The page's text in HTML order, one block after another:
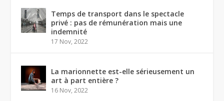
Temps de transport dans le spectacle
privé : pas de rémunération mais une
indemnité
17 Nov, 2022
La marionnette est-elle sérieusement un
art à part entière ?
16 Nov, 2022